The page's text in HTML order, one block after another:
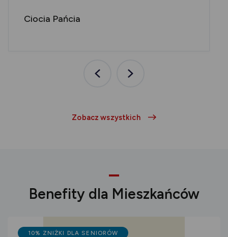
Ciocia Pańcia
PoprzedniaNastępna
Zobacz wszystkich
Benefity dla Mieszkańców
10% ZNIŻKI DLA SENIORÓW